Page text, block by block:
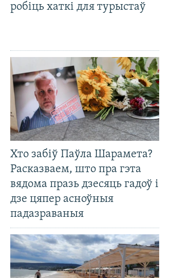
робіць хаткі для турыстаў
Хто забіў Паўла Шарамета?
Расказваем, што пра гэта
вядома празь дзесяць гадоў і
дзе цяпер асноўныя
падазраваныя